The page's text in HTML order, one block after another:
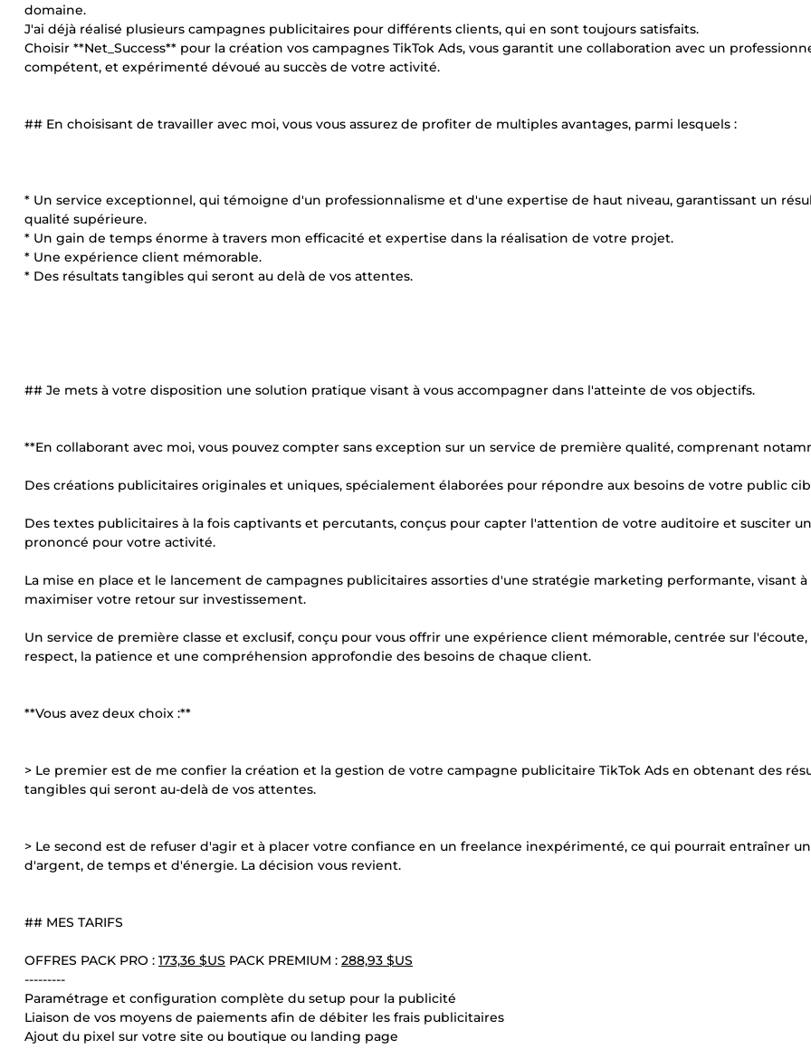
domaine.
J'ai déjà réalisé plusieurs campagnes publicitaires pour différents clients, qui en sont toujours satisfaits.
Choisir **Net_Success** pour la création vos campagnes TikTok Ads, vous garantit une collaboration avec un
compétent, et expérimenté dévoué au succès de votre activité.
## En choisisant de travailler avec moi, vous vous assurez de profiter de multiples avantages, parmi lesquels :
* Un service exceptionnel, qui témoigne d'un professionnalisme et d'une expertise de haut niveau, garantissant un
qualité supérieure.
* Un gain de temps énorme à travers mon efficacité et expertise dans la réalisation de votre projet.
* Une expérience client mémorable.
* Des résultats tangibles qui seront au delà de vos attentes.
## Je mets à votre disposition une solution pratique visant à vous accompagner dans l'atteinte de vos objectifs.
**En collaborant avec moi, vous pouvez compter sans exception sur un service de première qualité, comprenant
Des créations publicitaires originales et uniques, spécialement élaborées pour répondre aux besoins de votre public
Des textes publicitaires à la fois captivants et percutants, conçus pour capter l'attention de votre auditoire et susciter
prononcé pour votre activité.
La mise en place et le lancement de campagnes publicitaires assorties d'une stratégie marketing performante, visant à
maximiser votre retour sur investissement.
Un service de première classe et exclusif, conçu pour vous offrir une expérience client mémorable, centrée sur l'écoute,
respect, la patience et une compréhension approfondie des besoins de chaque client.
**Vous avez deux choix :**
> Le premier est de me confier la création et la gestion de votre campagne publicitaire TikTok Ads en obtenant des
tangibles qui seront au-delà de vos attentes.
> Le second est de refuser d'agir et à placer votre confiance en un freelance inexpérimenté, ce qui pourrait entraîner
d'argent, de temps et d'énergie. La décision vous revient.
## MES TARIFS
OFFRES PACK PRO : 173,36 $US PACK PREMIUM : 288,93 $US
---------
Paramétrage et configuration complète du setup pour la publicité
Liaison de vos moyens de paiements afin de débiter les frais publicitaires
Ajout du pixel sur votre site ou boutique ou landing page